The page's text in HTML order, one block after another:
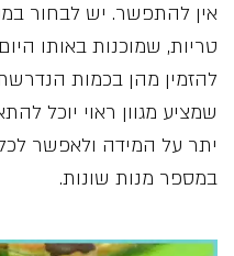
אין להתפשר. יש לבחור
טריות, שמוכנות באותו
להזמין מהן בכמות
שמציע מגוון ראוי יוכל
יתר על המידה ולאפשר
במספר מנות שונות.